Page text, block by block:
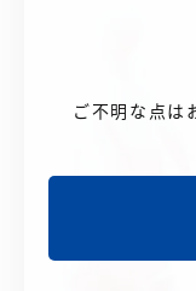
ご不明な点は